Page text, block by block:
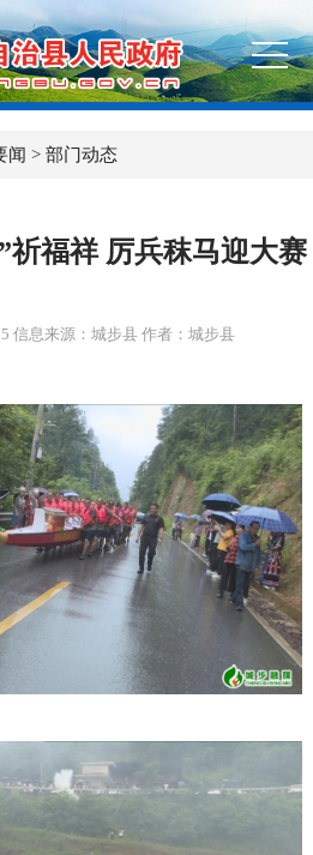
闻 >部门动态
祈福祥 厉兵秣马迎大赛
信息来源：城步县 作者：城步县